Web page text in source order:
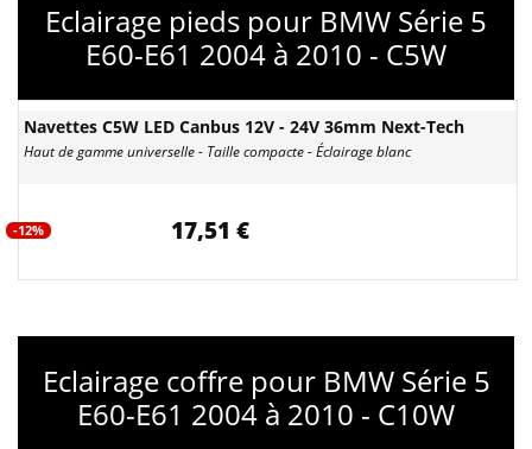
Eclairage pieds pour BMW Série 5
E60-E61 2004 à 2010 - C5W
Navettes C5W LED Canbus 12V - 24V 36mm Next-Tech
Haut de gamme universelle - Taille compacte - Éclairage blanc
-12% 17,51 €
Eclairage coffre pour BMW Série 5
E60-E61 2004 à 2010 - C10W